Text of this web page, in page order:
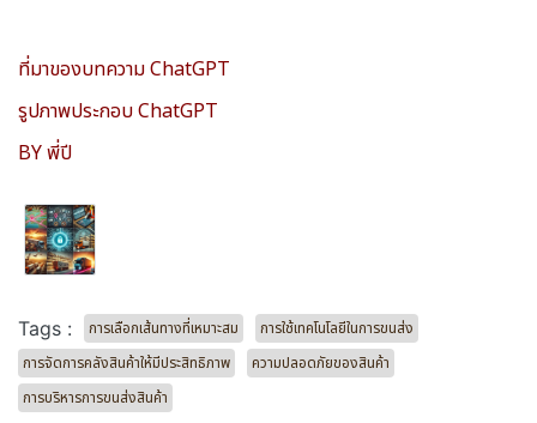
ที่มาของบทความ ChatGPT
รูปภาพประกอบ ChatGPT
BY พี่ปี
Tags : การเลือกเส้นทางที่เหมาะสม
การใช้เทคโนโลยีในการขนส่ง
การจัดการคลังสินค้าให้มีประสิทธิภาพ
ความปลอดภัยของสินค้า
การบริหารการขนส่งสินค้า